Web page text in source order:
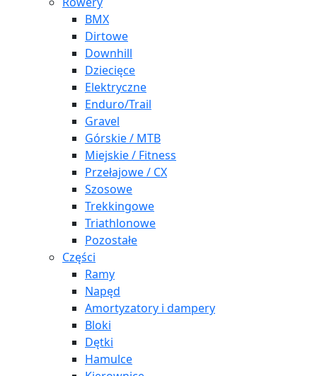
BMX
Dirtowe
Downhill
Dziecięce
Elektryczne
Enduro/Trail
Gravel
Górskie / MTB
Miejskie / Fitness
Przełajowe / CX
Szosowe
Trekkingowe
Triathlonowe
Pozostałe
Części
Ramy
Napęd
Amortyzatory i dampery
Bloki
Dętki
Hamulce